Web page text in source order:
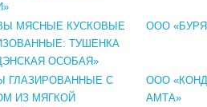
МЯСНЫЕ КУСКОВЫЕ
ТУШЕНКА
ОСОБАЯ»
ООО
ГЛАЗИРОВАННЫЕ С
ИЗ МЯГКОЙ
ООО
АМТА»